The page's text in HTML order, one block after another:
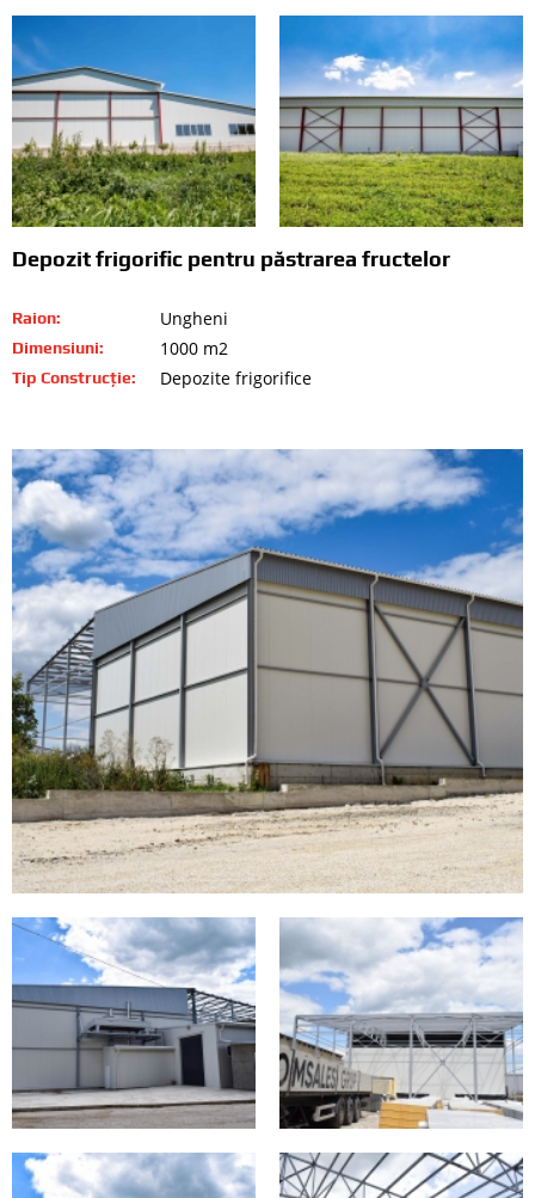
Depozit frigorific pentru păstrarea fructelor
Raion: Ungheni
Dimensiuni: 1000 m2
Tip Construcție: Depozite frigorifice